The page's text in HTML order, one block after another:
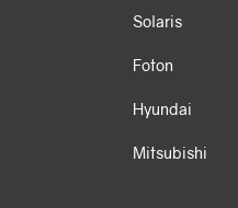
Solaris
Foton
Hyundai
Mitsubishi